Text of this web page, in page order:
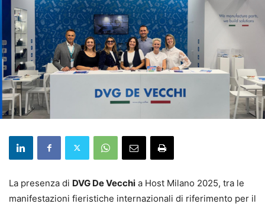
La presenza di DVG De Vecchi a Host Milano 2025, tra le
manifestazioni fieristiche internazionali di riferimento per il